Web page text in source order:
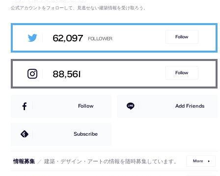
公式アカウントをフォローして、見逃せない建築情報を受け取ろう。
62,097 Follow
88,561 Follow
Follow Add Friends
Subscribe
情報募集 ／ 建築・デザイン・アートの情報を随時募集しています。 More